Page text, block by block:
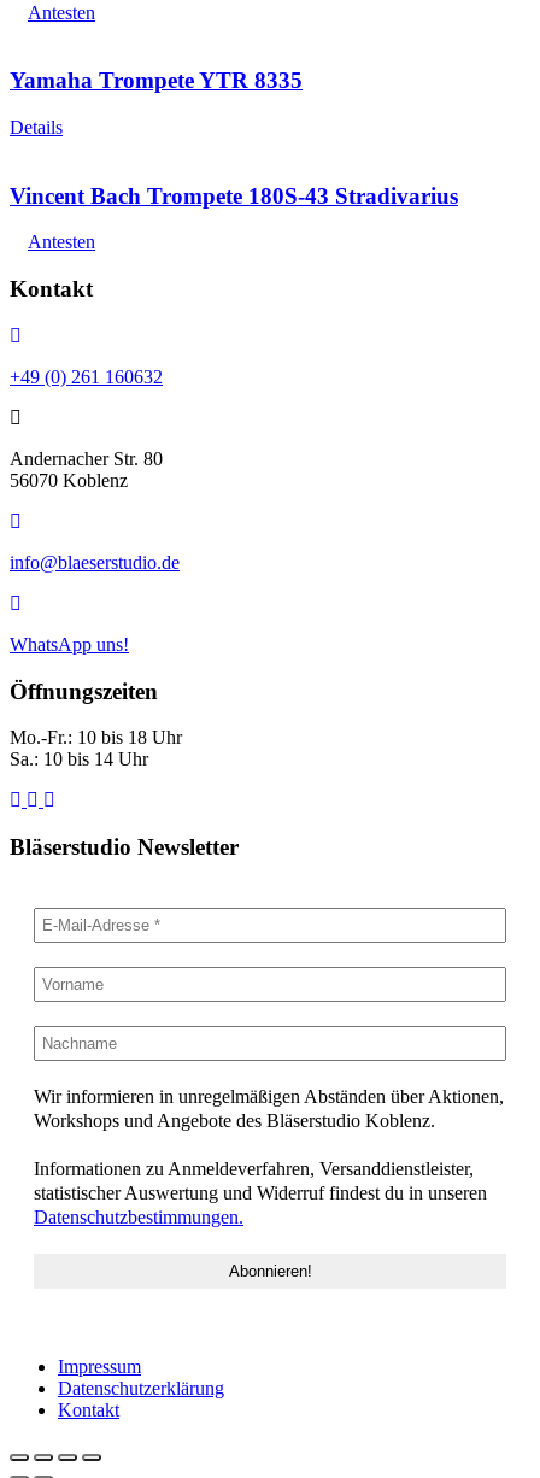
Antesten
Yamaha Trompete YTR 8335
Details
Vincent Bach Trompete 180S-43 Stradivarius
Antesten
Kontakt
+49 (0) 261 160632
80,
56070
Andernacher Str. 80
56070 Koblenz
info@blaeserstudio.de
info@blaeserstudio.de
WhatsApp uns!
Öffnungszeiten
Mo.-Fr.: 10 bis 18 Uhr
Sa.: 10 bis 14 Uhr
Bläserstudio Newsletter
Wir informieren in unregelmäßigen Abständen über Aktionen,
Workshops und Angebote des Bläserstudio Koblenz.
Informationen zu Anmeldeverfahren, Versanddienstleister,
statistischer Auswertung und Widerruf findest du in unseren
Datenschutzbestimmungen.
Impressum
Datenschutzerklärung
Kontakt